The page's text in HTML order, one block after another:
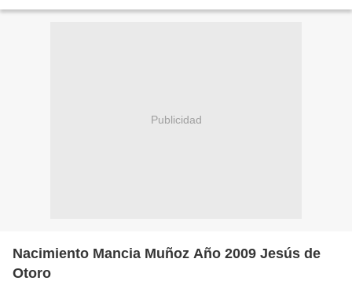
Publicidad
Nacimiento Mancia Muñoz Año 2009 Jesús de
Otoro